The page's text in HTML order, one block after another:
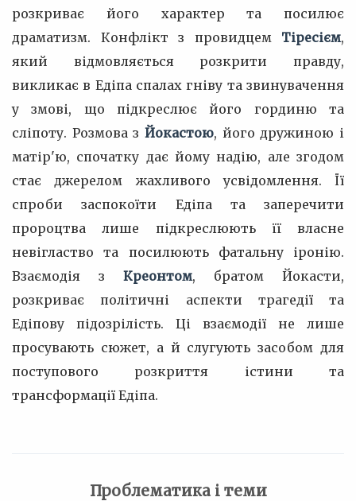
розкриває його характер та посилює
драматизм. Конфлікт з провидцем Тіресієм,
який відмовляється розкрити правду,
викликає в Едіпа спалах гніву та звинувачення
у змові, що підкреслює його гординю та
сліпоту. Розмова з Йокастою, його дружиною і
матір'ю, спочатку дає йому надію, але згодом
стає джерелом жахливого усвідомлення. Її
спроби заспокоїти Едіпа та заперечити
пророцтва лише підкреслюють її власне
невігластво та посилюють фатальну іронію.
Взаємодія з Креонтом, братом Йокасти,
розкриває політичні аспекти трагедії та
Едіпову підозрілість. Ці взаємодії не лише
просувають сюжет, а й слугують засобом для
поступового розкриття істини та
трансформації Едіпа.
Проблематика і теми